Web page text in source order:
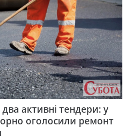
активні тендери: у
оголосили ремонт